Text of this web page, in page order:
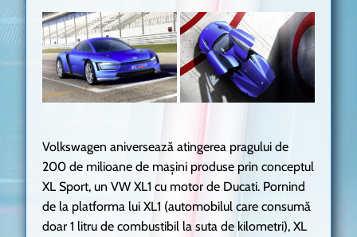
Volkswagen aniversează atingerea pragului de
200 de milioane de maşini produse prin conceptul
XL Sport, un VW XL1 cu motor de Ducati. Pornind
de la platforma lui XL1 (automobilul care consumă
doar 1 litru de combustibil la suta de kilometri), XL